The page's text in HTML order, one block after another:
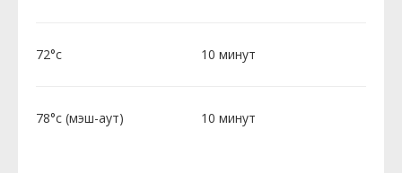
72°c 10 минут
78°c (мэш-аут) 10 минут